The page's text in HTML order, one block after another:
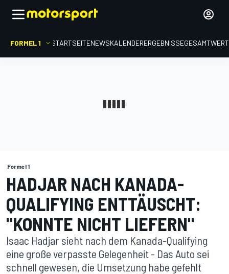
FORMEL 1 STARTSEITENEWSKALENDERERGEBNISSE
Formel 1
HADJAR NACH KANADA-
QUALIFYING ENTTÄUSCHT:
"KONNTE NICHT LIEFERN"
Isaac Hadjar sieht nach dem Kanada-Qualifying
eine große verpasste Gelegenheit - Das Auto sei
schnell gewesen, die Umsetzung habe gefehlt